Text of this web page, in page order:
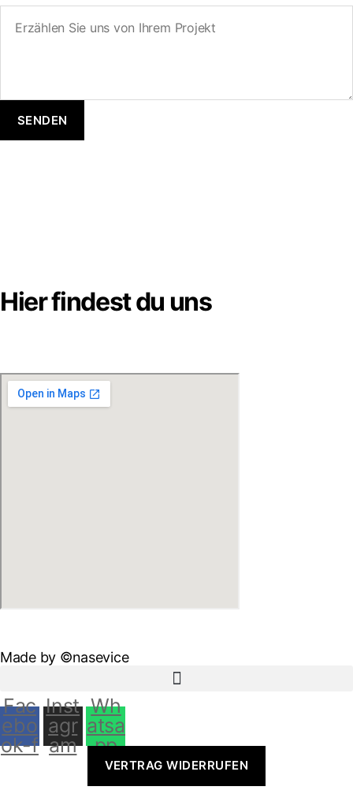
SENDEN
Hier findest du uns
Made by ©nasevice
Fac
ebo
ok-f
Inst
agr
am
Wh
atsa
pp
VERTRAG WIDERRUFEN